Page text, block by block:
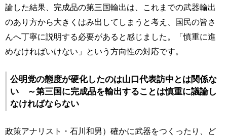
論した結果、完成品の第三国輸出は、これまでの武器輸出
のあり方から大きくはみ出してしまうと考え、国民の皆さ
んへ丁寧に説明する必要があると感じました。「慎重に進
めなければいけない」という方向性の対応です。
公明党の態度が硬化したのは山口代表訪中とは関係な
い ～第三国に完成品を輸出することは慎重に議論し
なければならない
政策アナリスト・石川和男）確かに武器をつくったり、ど